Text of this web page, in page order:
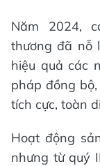
Năm 2024,
thương đã nỗ
hiệu quả các
pháp đồng
tích cực, toàn
Hoạt động
nhưng từ quý